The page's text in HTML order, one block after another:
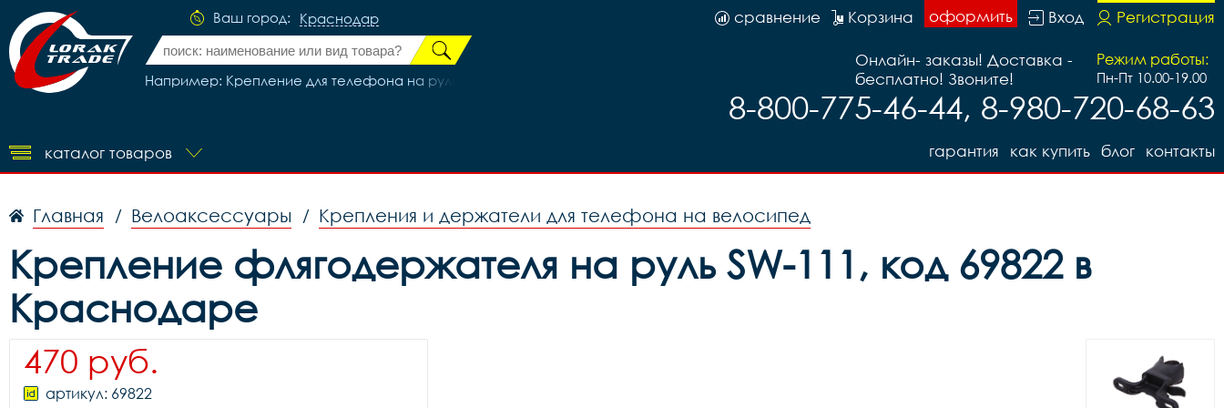
Ваш город: Краснодар
Например: Крепление для телефона на руль велосипеда 3265246
Регистрация
Вход
оформить
Корзина
сравнение
Режим работы:
Пн-Пт 10.00-19.00
Онлайн- заказы! Доставка -
бесплатно! Звоните!
8-800-775-46-44, 8-980-720-68-63
каталог товаров контакты
блог
как купить
гарантия
Главная / Велоаксессуары / Крепления и держатели для телефона на велосипед
Крепление флягодержателя на руль SW-111, код 69822 в
Краснодаре
470 руб.
артикул: 69822